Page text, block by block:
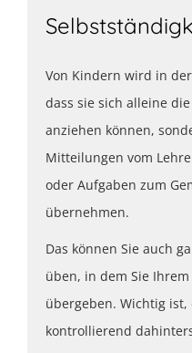
Von Kindern wird in
dass sie sich alleine
anziehen können,
Mitteilungen vom
oder Aufgaben zum
übernehmen.
Das können Sie auch
üben, in dem Sie
übergeben. Wichtig
kontrollierend